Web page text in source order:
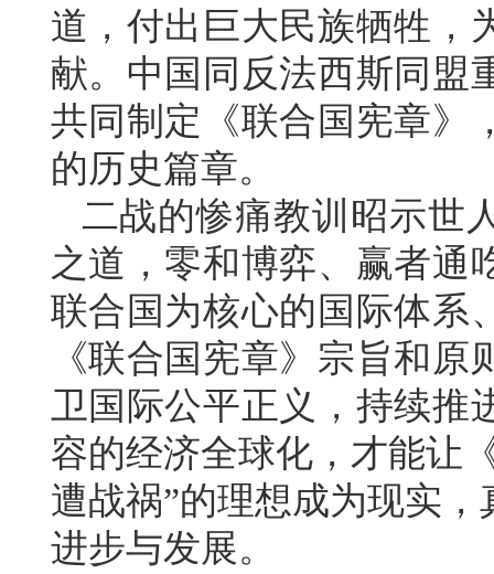
道，付出巨大民族牺牲，
献。中国同反法西斯同盟
共同制定《联合国宪章》
的历史篇章。
二战的惨痛教训昭示世
之道，零和博弈、赢者通
联合国为核心的国际体系
《联合国宪章》宗旨和
卫国际公平正义，持续推
容的经济全球化，才能让
遭战祸”的理想成为现实
进步与发展。